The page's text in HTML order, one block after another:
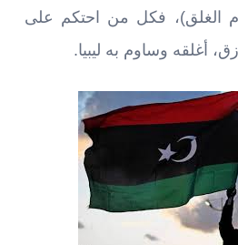
الغلق)، فكل من احتكم على
أغلقه وساوم به ليبيا.